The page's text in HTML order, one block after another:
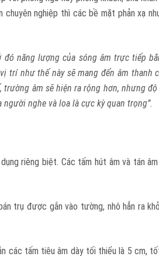
nghiệp thì các bề mặt phản xạ
năng lượng của sóng âm trực tiếp
trí như thế này sẽ mang đến âm
âm sẽ hiện ra rộng hơn, nhưng
nghe và loa là cực kỳ quan trọng”.
riêng biệt. Các tấm hút âm và tán
trụ được gắn vào tường, nhô hẳn ra
các tấm tiêu âm dày tối thiểu là 5